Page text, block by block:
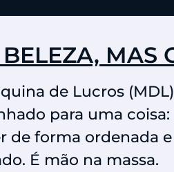
MAS
de Lucros
para uma coisa:
de forma ordenada
É mão na massa.